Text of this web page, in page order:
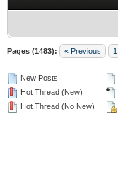
Pages (1483): « Previous 1
New Posts
Hot Thread (New)
Hot Thread (No New)